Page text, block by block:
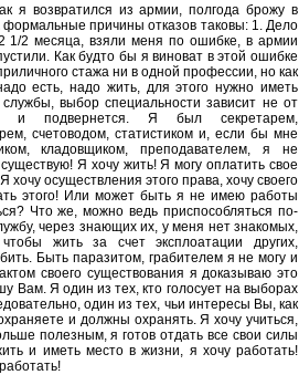
я возвратился из армии, полгода брожу в
причины отказов таковы: 1. Дело
1/2 месяца, взяли меня по ошибке, в армии
Как будто бы я виноват в этой ошибке
стажа ни в одной профессии, но как
есть, надо жить, для этого нужно иметь
выбор специальности зависит не от
и подвернется. Я был секретарем,
счетоводом, статистиком и, если бы мне
кладовщиком, преподавателем, я не
Я хочу жить! Я могу оплатить свое
осуществления этого права, хочу своего
этого! Или может быть я не имею работы
Что же, можно ведь приспособляться по-
через знающих их, у меня нет знакомых,
жить за счет эксплоатации других,
Быть паразитом, грабителем я не могу и
своего существования я доказываю это
Вам. Я один из тех, кто голосует на выборах
один из тех, чьи интересы Вы, как
и должны охранять. Я хочу учиться,
полезным, я готов отдать все свои силы
и иметь место в жизни, я хочу работать!